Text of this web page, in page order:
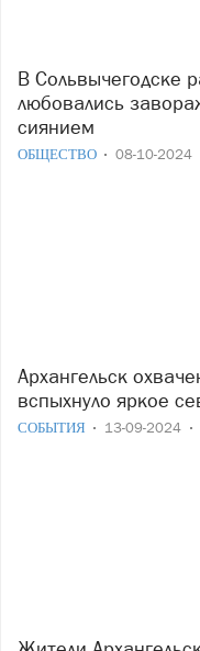
В Сольвычегодске рано утром 8 сентября жители
любовались
сиянием
ОБЩЕСТВО 08-10-2024
Архангельск охвачен магнитной бурей: в небе
вспыхнуло яркое
СОБЫТИЯ 13-09-2024